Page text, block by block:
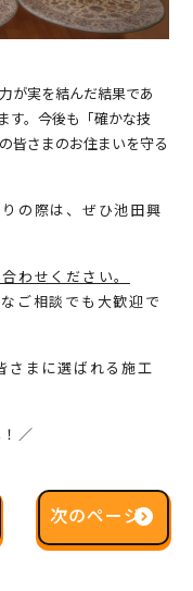
が実を結んだ結果であ
す。今後も「確かな技
皆さまのお住まいを守る
の際は、ぜひ池田興
わせください。
ご相談でも大歓迎で
さまに選ばれる施工
／
次のページ